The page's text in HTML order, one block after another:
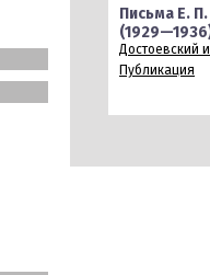
Письма Е.
Достоевский
Публикация